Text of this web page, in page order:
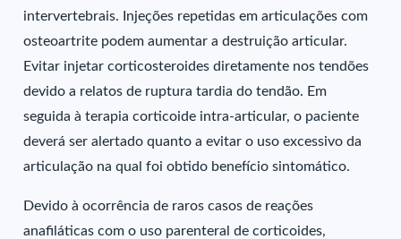
intervertebrais. Injeções repetidas em articulações com
osteoartrite podem aumentar a destruição articular.
Evitar injetar corticosteroides diretamente nos tendões
devido a relatos de ruptura tardia do tendão. Em
seguida à terapia corticoide intra-articular, o paciente
deverá ser alertado quanto a evitar o uso excessivo da
articulação na qual foi obtido benefício sintomático.
Devido à ocorrência de raros casos de reações
anafiláticas com o uso parenteral de corticoides,